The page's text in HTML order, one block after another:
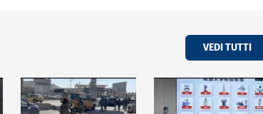
VEDI TUTTI